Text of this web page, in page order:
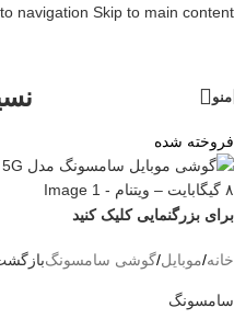
navigation Skip to main content
منو
فروخته شده
برای بزرگنمایی کلیک کنید
خانه/موبایل/گوشی سامسونگ
سامسونگ